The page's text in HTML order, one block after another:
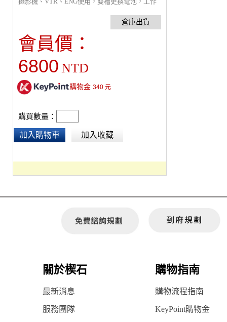
會員價：
6800 NTD
購物金 340元
購買數量：
加入購物車 加入收藏
關於楔石 購物指南
最新消息 購物流程指南
服務團隊 KeyPoint購物金